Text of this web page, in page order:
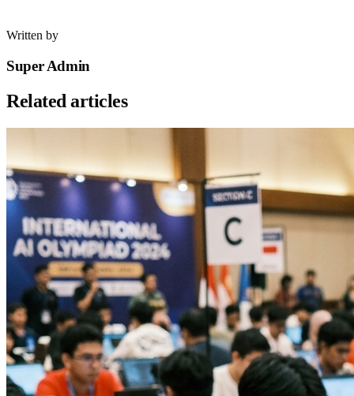
Written by
Super Admin
Related articles